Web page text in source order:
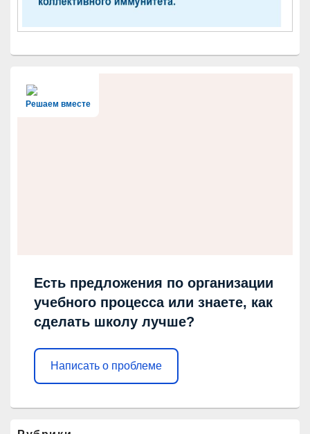
Решаем вместе
Есть предложения по организации
учебного процесса или знаете, как
сделать школу лучше?
Написать о проблеме